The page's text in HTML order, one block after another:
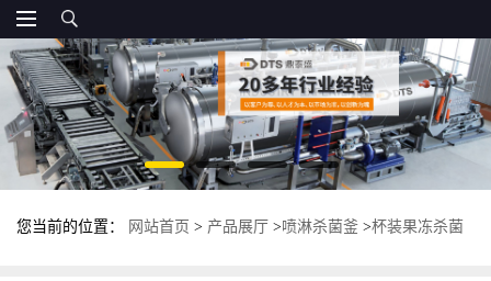
您当前的位置： 网站首页 > 产品展厅 >喷淋杀菌釜 >杯装果冻杀菌